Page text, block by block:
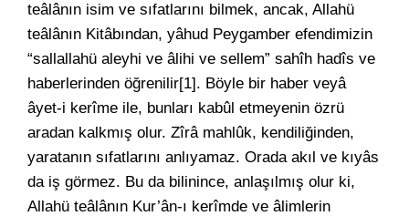
teâlânın isim ve sıfatlarını bilmek, ancak, Allahü
teâlânın Kitâbından, yâhud Peygamber efendimizin
“sallallahü aleyhi ve âlihi ve sellem” sahîh hadîs ve
haberlerinden öğrenilir[1]. Böyle bir haber veyâ
âyet-i kerîme ile, bunları kabûl etmeyenin özrü
aradan kalkmış olur. Zîrâ mahlûk, kendiliğinden,
yaratanın sıfatlarını anlıyamaz. Orada akıl ve kıyâs
da iş görmez. Bu da bilinince, anlaşılmış olur ki,
Allahü teâlânın Kur’ân-ı kerîmde ve âlimlerin